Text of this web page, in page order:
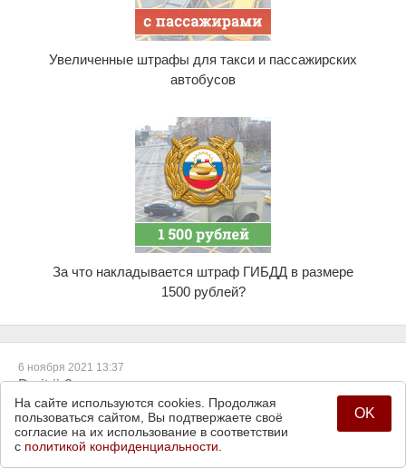
Увеличенные штрафы для такси и пассажирских
автобусов
За что накладывается штраф ГИБДД в размере
1500 рублей?
6 ноября 2021 13:37
Dmitrii-2
Можно ли считать знак : Знак 4.1.5 "Движение прямо или налево" - как
знак обозначающий перекресток, после которого действия знака 3.27
(остановка запрещена) отменяется?
OK
На сайте используются cookies. Продолжая
пользоваться сайтом, Вы подтвержаете своё
согласие на их использование в соответствии
с политикой конфиденциальности.